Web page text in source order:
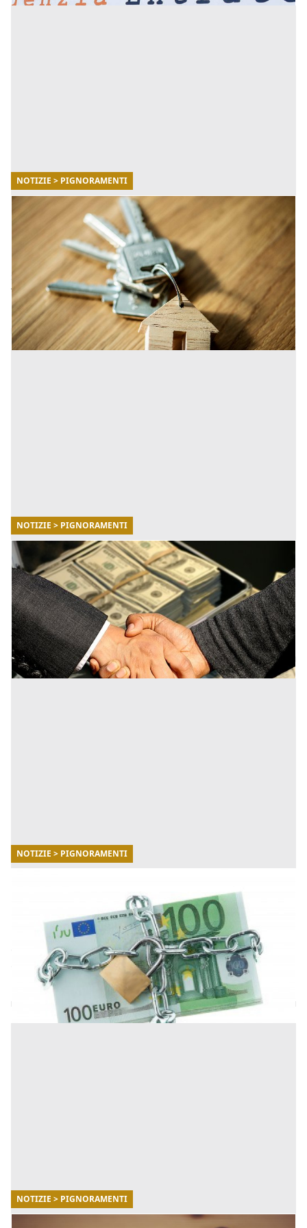
NOTIZIE > PIGNORAMENTI
24/08/2020
Covid, esecuzioni immobiliari crollate in un
anno del 40%
Nel primo semestre del 2020 le esecuzioni immobiliari
sono calate in media del 40%. Sul dato, diffuso dal
Tavolo di studio sulle esecuzioni italiane, pesa in larga
[...]
NOTIZIE > PIGNORAMENTI
13/02/2018
Rapporto tra pignoramento presso terzi e
richiesta di rottamazione dei ruoli
ci si è chiesto se con la presentazione della suddetta
istanza sia possibile bloccare il pignoramento presso
terzi attivato precedentemente. [...]
NOTIZIE > PIGNORAMENTI
L’atto di pignoramento dell’Agenzia Entrate-
Riscossione non ha fede privilegiata
i dati contenuti nell'atto di precetto predisposto
dall'ente di riscossione gode di fede privilegiata o deve
essere considerato quale atto processuale di parte?
NOTIZIE > PIGNORAMENTI